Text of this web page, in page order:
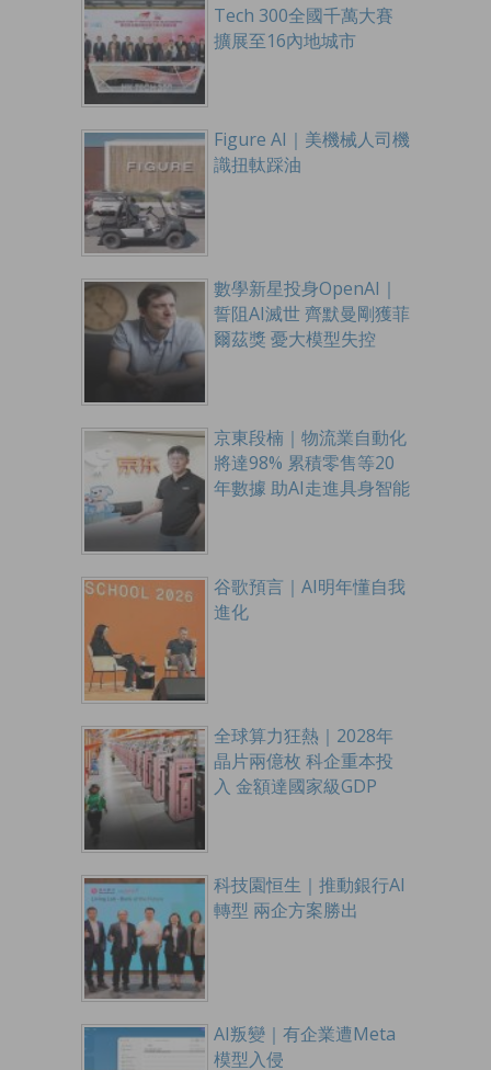
Tech 300全國千萬大賽
擴展至16內地城市
Figure AI｜美機械人司機
識扭軚踩油
數學新星投身OpenAI｜
誓阻AI滅世 齊默曼剛獲菲
爾茲獎 憂大模型失控
京東段楠｜物流業自動化
將達98% 累積零售等20
年數據 助AI走進具身智能
谷歌預言｜AI明年懂自我
進化
全球算力狂熱｜2028年
晶片兩億枚 科企重本投
入 金額達國家級GDP
科技園恒生｜推動銀行AI
轉型 兩企方案勝出
AI叛變｜有企業遭Meta
模型入侵